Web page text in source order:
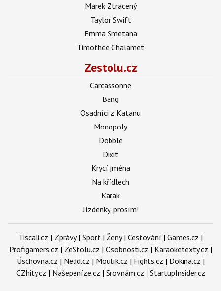
Marek Ztracený
Taylor Swift
Emma Smetana
Timothée Chalamet
Zestolu.cz
Carcassonne
Bang
Osadníci z Katanu
Monopoly
Dobble
Dixit
Krycí jména
Na křídlech
Karak
Jízdenky, prosím!
Tiscali.cz | Zprávy| Sport | Ženy| Cestování | Games.cz |
Profigamers.cz | ZeStolu.cz | Osobnosti.cz | Karaoketexty.cz |
Úschovna.cz | Nedd.cz | Moulík.cz | Fights.cz | Dokina.cz |
CZhity.cz | Našepeníze.cz | Srovnám.cz | StartupInsider.cz